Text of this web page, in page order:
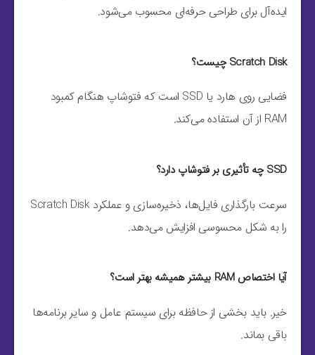
ایده‌آل برای طراحی حرفه‌ای محسوب می‌شود.
Scratch Disk چیست؟
فضایی روی هارد یا SSD است که فتوشاپ هنگام کمبود
RAM از آن استفاده می‌کند.
SSD چه تأثیری بر فتوشاپ دارد؟
سرعت بارگذاری فایل‌ها، ذخیره‌سازی و عملکرد Scratch Disk
را به شکل محسوسی افزایش می‌دهد.
آیا اختصاص RAM بیشتر همیشه بهتر است؟
خیر. باید بخشی از حافظه برای سیستم عامل و سایر برنامه‌ها
باقی بماند.